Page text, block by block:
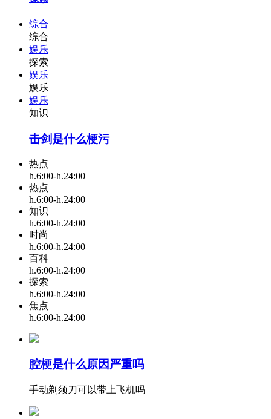
综合
综合
娱乐
探索
娱乐
娱乐
娱乐
知识
击剑是什么梗污
热点
h.6:00-h.24:00
热点
h.6:00-h.24:00
知识
h.6:00-h.24:00
时尚
h.6:00-h.24:00
百科
h.6:00-h.24:00
探索
h.6:00-h.24:00
焦点
h.6:00-h.24:00
腔梗是什么原因严重吗
手动剃须刀可以带上飞机吗